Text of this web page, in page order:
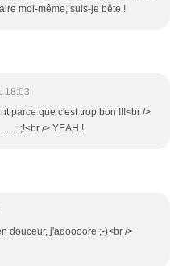
moi-même, suis-je bête !
18:03
parce que c'est trop bon !!!<br />
/> YEAH !
douceur, j'adoooore ;-)<br />